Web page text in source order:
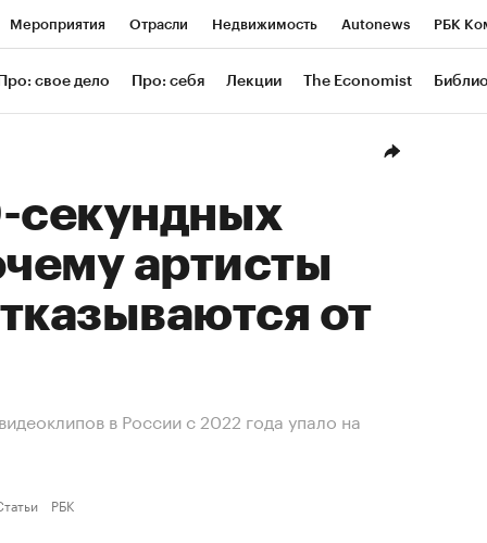
Мероприятия Отрасли Недвижимость Autonews РБК
РБК Life Тренды Визионеры
свое дело Про: себя Лекции The Economist
секундных
артисты
от
в России с 2022 года упало на
РБК